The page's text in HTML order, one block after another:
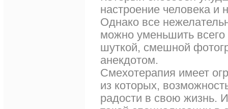
настроение человека и
Однако все
можно уменьшить
шуткой, смешной
анекдотом.
Смехотерапия имеет
из которых,
радости в свою жизнь.